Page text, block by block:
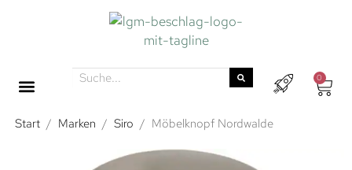
0
Start / Marken / Siro / Möbelknopf Nordwalde